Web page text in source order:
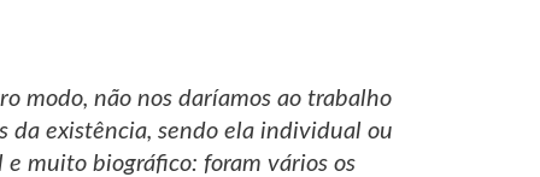
modo, não nos daríamos ao trabalho
da existência, sendo ela individual ou
muito biográfico: foram vários os